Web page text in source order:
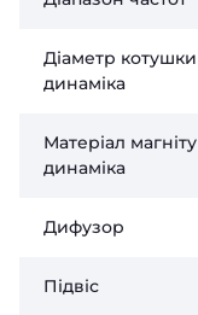
Діаметр котушки
динаміка
Матеріал магніту
динаміка
Дифузор
Підвіс